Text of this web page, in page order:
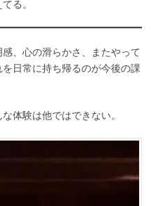
る。
、心の滑らかさ、またやって
日常に持ち帰るのが今後の課
体験は他ではできない。